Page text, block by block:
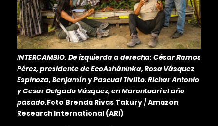
INTERCAMBIO. De izquierda a derecha: César Ramos
Pérez, presidente de EcoAsháninka, Rosa Vásquez
Espinoza, Benjamín y Pascual Tiviito, Richar Antonio
y Cesar Delgado Vásquez, en Marontoari el año
pasado.Foto Brenda Rivas Takury / Amazon
Research International (ARI)